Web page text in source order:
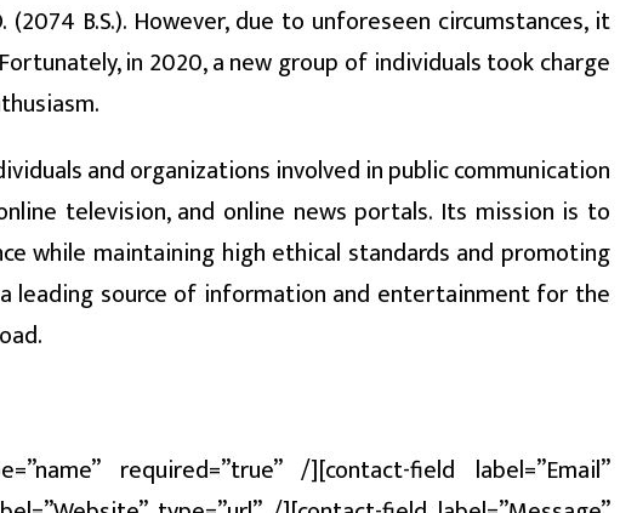
B.S.). However, due to unforeseen circumstances, it
in 2020, a new group of individuals took charge
and organizations involved in public communication
television, and online news portals. Its mission is to
while maintaining high ethical standards and promoting
leading source of information and entertainment for the
required=”true” /][contact-field label=”Email”